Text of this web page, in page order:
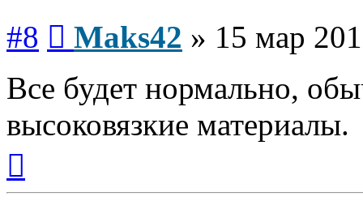
#8 Maks42 » 15 мар
Все будет нормально,
высоковязкие материалы.
началу